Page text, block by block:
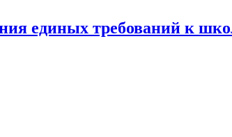
единых требований к